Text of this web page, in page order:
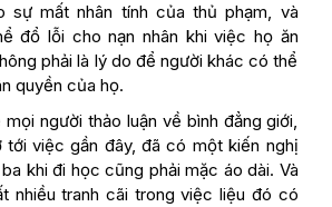
sự mất nhân tính của thủ phạm, và
đổ lỗi cho nạn nhân khi việc họ ăn
phải là lý do để người khác có thể
quyền của họ.
người thảo luận về bình đẳng giới,
việc gần đây, đã có một kiến nghị
khi đi học cũng phải mặc áo dài. Và
nhiều tranh cãi trong việc liệu đó có